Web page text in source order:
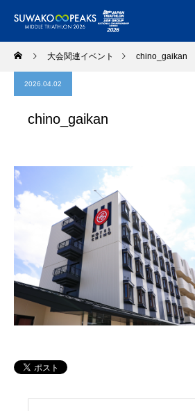
大会関連イベント chino_gaikan
2026.04.02
chino_gaikan